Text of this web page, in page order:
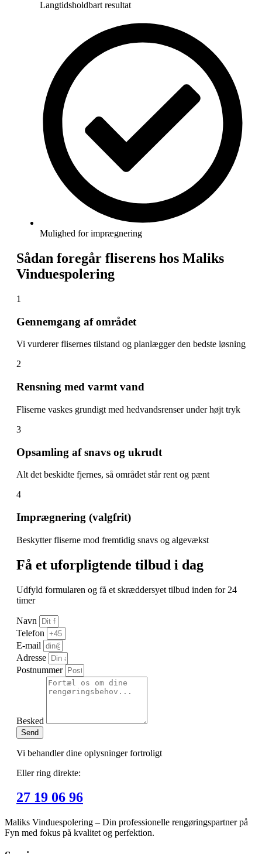
Langtidsholdbart resultat
Mulighed for imprægnering
Sådan foregår fliserens hos Maliks
Vinduespolering
1
Gennemgang af området
Vi vurderer flisernes tilstand og planlægger den bedste løsning
2
Rensning med varmt vand
Fliserne vaskes grundigt med hedvandsrenser under højt tryk
3
Opsamling af snavs og ukrudt
Alt det beskidte fjernes, så området står rent og pænt
4
Imprægnering (valgfrit)
Beskytter fliserne mod fremtidig snavs og algevækst
Få et uforpligtende tilbud i dag
Udfyld formularen og få et skræddersyet tilbud inden for 24
timer
Navn
Telefon
E-mail
Adresse
Postnummer
Besked
Send
Vi behandler dine oplysninger fortroligt
Eller ring direkte:
27 19 06 96
Maliks Vinduespolering – Din professionelle rengøringspartner på
Fyn med fokus på kvalitet og perfektion.